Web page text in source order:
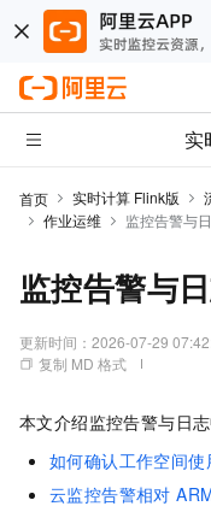
实
首页 实时计算 Flink版
作业运维
监控告警与
监控告警与
更新时间： 2026-07-29
复制 MD 格式
本文介绍监控告警与日志
如何确认工作空间
云监控告警相对